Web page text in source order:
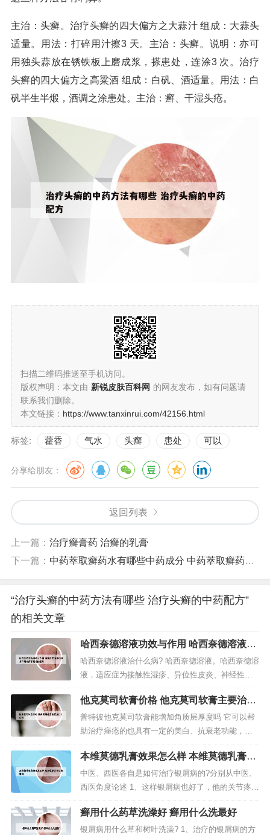
主治：头癣。治疗头癣的四大偏方之大蒜汁 组成：大蒜头
适量。用法：打碎用汁擦3 天。主治：头癣。说明：亦可
用独头蒜放在锈铁板上磨成浆，搽患处，连涂3 次。治疗
头癣的四大偏方之高粱酒 组成：白矾、酒适量。用法：白
矾半生半煅，酒调之涂患处。主治：癣、干湿头疮。
扫描二维码推送至手机访问。
版权声明：本文由 新锐皮肤百科网 的网友发布，如有问题请
联系我们删除。
本文链接： https://www.tanxinrui.com/42156.html
标签: 藿香 气水 头癣 患处 可以
分享给朋友：
返回列表
上一篇： 治疗癣膏药 治癣的乳膏
下一篇： 中药萃取癣药水有哪些中药成分 中药萃取癣药水有哪些中药成分组成
“治疗头癣的中药方法有哪些 治疗头癣的中药配方”
的相关文章
哈西奈德溶液功效与作用 哈西奈德溶液功
效与作用治疗手起泡的图片
哈西奈德溶液治什么病? 哈西奈德溶液。哈西奈德溶
液，适应症为接触性湿疹、异位性皮炎、神经性皮
炎、面积不大的银屑病、硬化性萎缩性苔藓、扁平
苔藓、盘状红斑性狼疮、脂溢性皮炎(非面部)肥厚性
瘢痕。〔主要成份〕：哈西奈德 〔结构式〕：〔性
状〕：本品为无色澄明微黏的液体。〔适应症〕：
本品有抗炎、抗过敏和血管...
他克莫司软膏价格 他克莫司软膏主要治疗
什么病
普特彼他克莫司软膏能增加角质层厚度吗 它可以帮
助治疗痤疮的也具有一定的美白、抗衰老功能，可
以淡化细纹、改善皮肤质地。但是，普特彼他克莫
司并不是一种针对皮肤屏障的修复剂。他克莫司软
膏是非皮质类固醇，并非激素药膏。成人 0.03%和
0.1%他克莫司软膏 在患处皮肤涂上一薄层本品，轻
轻擦匀，并完全覆盖，一...
本维莫德乳膏效果怎么样 本维莫德乳膏百
度百科
中医、西医各自是如何治疗银屑病的?分别从中医、
西医角度论述 1、这样银屑病也好了，他的关节疼痛
也明显地缓解了，也可以上班了，这就是中医来个
体化辨证论治的一种效果。2、西药方法：西医治疗
银屑病，主要使用的是软膏和洗剂两种方式，用药
癣用什么药草洗澡好 癣用什么洗最好
银屑病用什么草和树叶洗澡? 1、治疗的银屑病的方